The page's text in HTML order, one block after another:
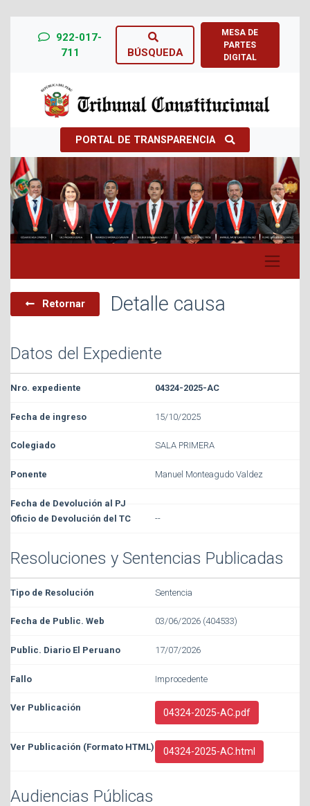
922-017-
711
BÚSQUEDA
MESA DE
PARTES
DIGITAL
PORTAL DE TRANSPARENCIA
Previous Next
Retornar Detalle causa
Datos del Expediente
04324-2025-AC
15/10/2025
SALA PRIMERA
Manuel Monteagudo Valdez
--
Resoluciones y Sentencias Publicadas
Sentencia
03/06/2026 (404533)
17/07/2026
Improcedente
04324-2025-AC.pdf
04324-2025-AC.html
Audiencias Públicas